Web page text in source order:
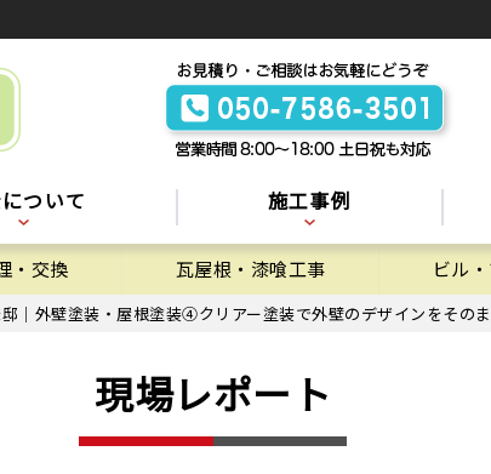
ついて 施工事例
・交換 瓦屋根・漆喰工事 ビル
｜外壁塗装・屋根塗装④クリアー塗装で外壁のデザインをそのま
現場レポート